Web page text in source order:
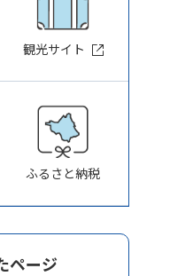
観光サイト
ふるさと納税
ページ